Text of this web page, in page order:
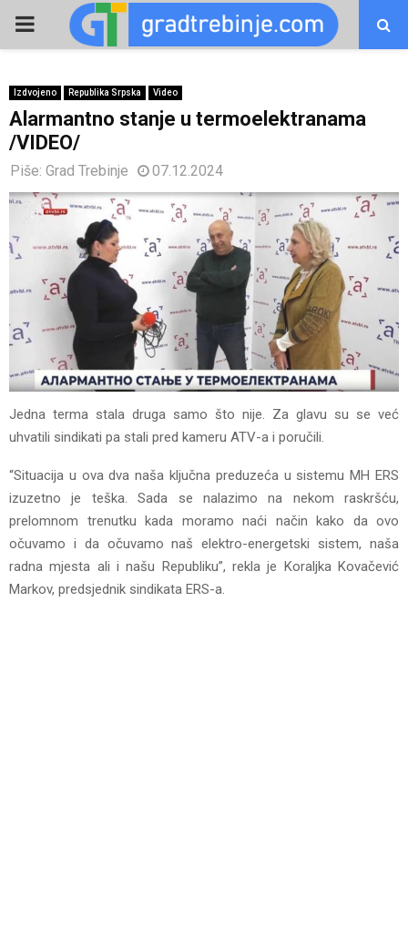
PRIMARY
Izdvojeno Republika Srpska Video
Alarmantno stanje u termoelektranama
/VIDEO/
Piše: Grad Trebinje 07.12.2024
Jedna terma stala druga samo što nije. Za glavu su se već
uhvatili sindikati pa stali pred kameru ATV-a i poručili.
“Situacija u ova dva naša ključna preduzeća u sistemu MH ЕRS
izuzetno je teška. Sada se nalazimo na nekom raskršću,
prelomnom trenutku kada moramo naći način kako da ovo
očuvamo i da očuvamo naš elektro-energetski sistem, naša
radna mjesta ali i našu Republiku”, rekla je Koraljka Kovačević
Markov, predsjednik sindikata ЕRS-a.